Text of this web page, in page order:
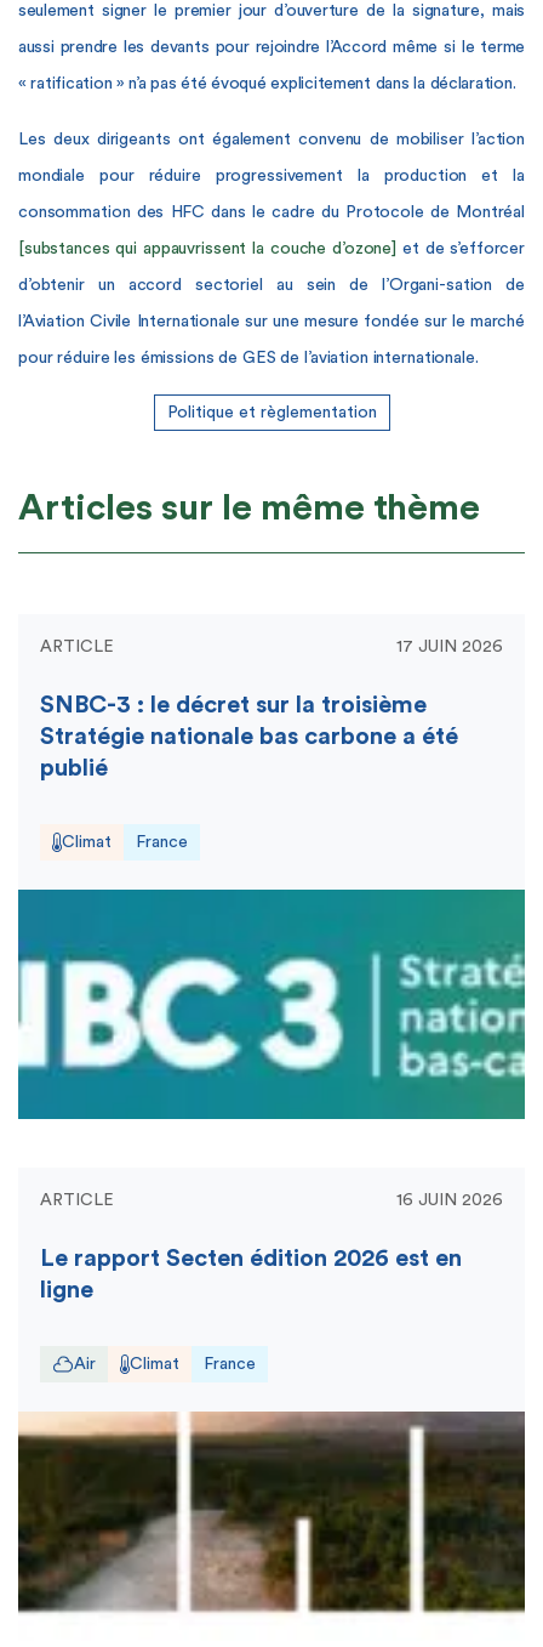
seulement signer le premier jour d’ouverture de la signature, mais
aussi prendre les devants pour rejoindre l’Accord même si le terme
« ratification » n’a pas été évoqué explicitement dans la déclaration.
Les deux dirigeants ont également convenu de mobiliser l’action
mondiale pour réduire progressivement la production et la
consommation des HFC dans le cadre du Protocole de Montréal
[substances qui appauvrissent la couche d’ozone] et de s’efforcer
d’obtenir un accord sectoriel au sein de l’Organi-sation de
l’Aviation Civile Internationale sur une mesure fondée sur le marché
pour réduire les émissions de GES de l’aviation internationale.
Politique et règlementation
Articles sur le même thème
ARTICLE 17 JUIN 2026
SNBC-3 : le décret sur la troisième
Stratégie nationale bas carbone a été
publié
Climat France
ARTICLE 16 JUIN 2026
Le rapport Secten édition 2026 est en
ligne
Air Climat France